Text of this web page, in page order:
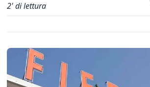
2' di lettura